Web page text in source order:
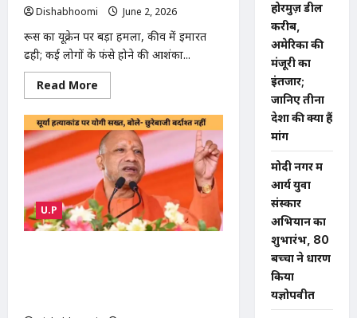
Dishabhoomi
June 2, 2026
रूस का यूक्रेन पर बड़ा हमला, कीव में इमारत
ढही; कई लोगों के फंसे होने की आशंका...
Read More
more
रूस
ने
यूक्रेन
पर
बड़ा
हमला
किया,
मिसाइल
हमले
में
इमारतें
U.P
होरमुज़ डील
करीब,
अमेरिका की
मंजूरी का
इंतजार;
जानिए तीनों
देशों की क्या हैं
मांगें
मोदी नगर में
आर्य युवा
संस्कार
अभियान का
शुभारंभ, 80
बच्चों ने धारण
किया
यज्ञोपवीत